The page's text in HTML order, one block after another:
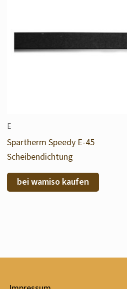
E
Spartherm Speedy E-45
Scheibendichtung
bei wamiso kaufen